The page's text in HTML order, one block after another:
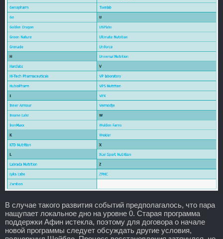
В случае такого развития событий предполагалось, что пара
нащупает локальное дно на уровне 0. Старая программа
поддержки Афин истекла, поэтому для договора о начале
новой программы следует обсуждать другие условия,